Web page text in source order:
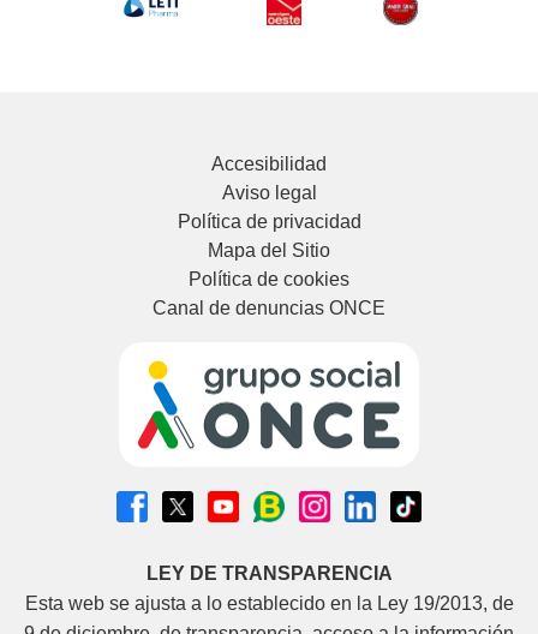
Accesibilidad
Aviso legal
Política de privacidad
Mapa del Sitio
Política de cookies
Canal de denuncias ONCE
LEY DE TRANSPARENCIA
Esta web se ajusta a lo establecido en la Ley 19/2013, de